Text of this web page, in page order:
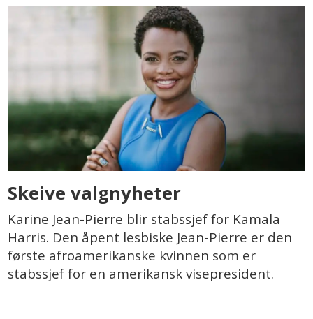
Skeive valgnyheter
Karine Jean-Pierre blir stabssjef for Kamala
Harris. Den åpent lesbiske Jean-Pierre er den
første afroamerikanske kvinnen som er
stabssjef for en amerikansk visepresident.